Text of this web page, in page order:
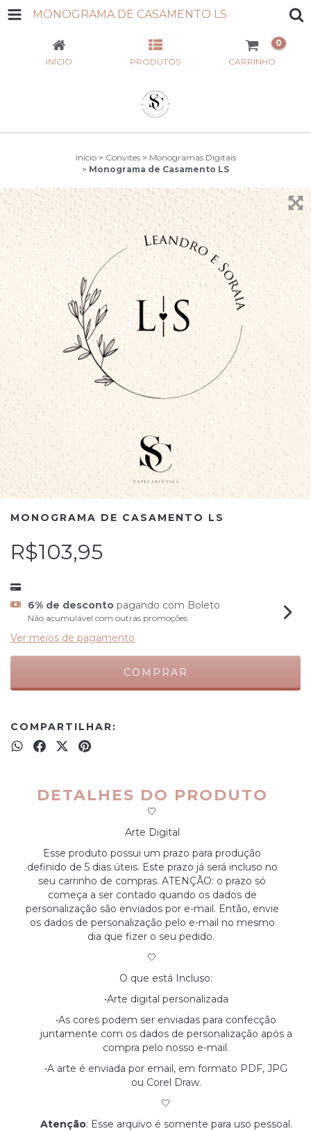
MONOGRAMA DE CASAMENTO LS
INÍCIO PRODUTOS CARRINHO
0
Início > Convites > Monogramas Digitais
> Monograma de Casamento LS
MONOGRAMA DE CASAMENTO LS
R$103,95
6% de desconto pagando com Boleto
Não acumulável com outras promoções
Ver meios de pagamento
COMPARTILHAR:
DETALHES DO PRODUTO
🤍
Arte Digital
Esse produto possui um prazo para produção
definido de 5 dias úteis. Este prazo já será incluso no
seu carrinho de compras. ATENÇÃO: o prazo só
começa a ser contado quando os dados de
personalização são enviados por e-mail. Então, envie
os dados de personalização pelo e-mail no mesmo
dia que fizer o seu pedido.
🤍
O que está Incluso:
•Arte digital personalizada
•As cores podem ser enviadas para confecção
juntamente com os dados de personalização após a
compra pelo nosso e-mail.
•A arte é enviada por email, em formato PDF, JPG
ou Corel Draw.
🤍
Atenção: Esse arquivo é somente para uso pessoal.